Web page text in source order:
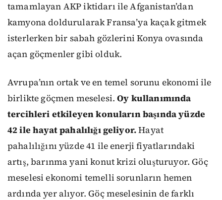
tamamlayan AKP iktidarı ile Afganistan’dan
kamyona doldurularak Fransa’ya kaçak gitmek
isterlerken bir sabah gözlerini Konya ovasında
açan göçmenler gibi olduk.
Avrupa’nın ortak ve en temel sorunu ekonomi ile
birlikte göçmen meselesi.Oy kullanımında
tercihleri etkileyen konuların başında yüzde
42 ile hayat pahalılığı geliyor.Hayat
pahalılığını yüzde 41 ile enerji fiyatlarındaki
artış, barınma yani konut krizi oluşturuyor. Göç
meselesi ekonomi temelli sorunların hemen
ardında yer alıyor. Göç meselesinin de farklı